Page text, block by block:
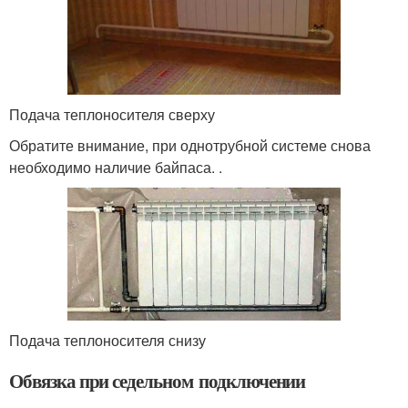
Подача теплоносителя сверху
Обратите внимание, при однотрубной системе снова
необходимо наличие байпаса. .
Подача теплоносителя снизу
Обвязка при седельном подключении